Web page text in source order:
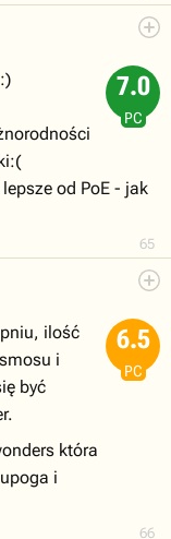
65
7.0
PC
od PoE - jak
66
6.5
PC
ilość
i
być
która
i